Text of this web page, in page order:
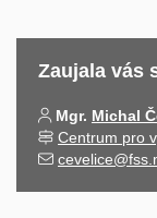
Zaujala vás
Mgr. Michal
Centrum pro